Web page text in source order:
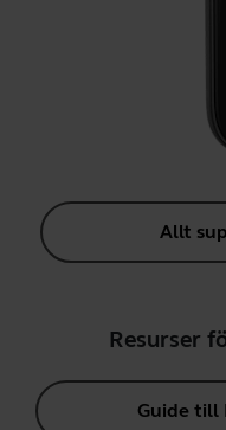
Allt
Resurser
Guide till